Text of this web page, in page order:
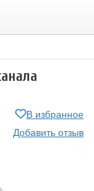
В избранное
Добавить отзыв